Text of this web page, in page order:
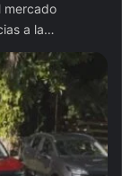
mercado
a la…